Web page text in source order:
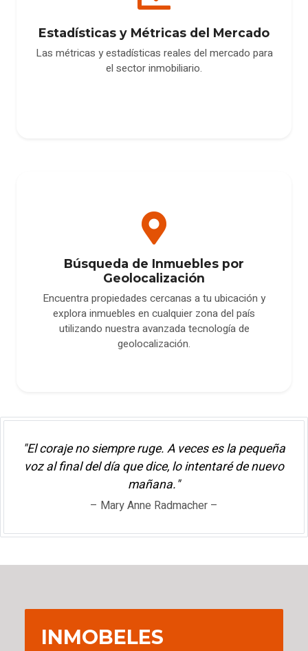
Estadísticas y Métricas del Mercado
Las métricas y estadísticas reales del mercado para
el sector inmobiliario.
Búsqueda de Inmuebles por
Geolocalización
Encuentra propiedades cercanas a tu ubicación y
explora inmuebles en cualquier zona del país
utilizando nuestra avanzada tecnología de
geolocalización.
"El coraje no siempre ruge. A veces es la pequeña
voz al final del día que dice, lo intentaré de nuevo
mañana."
– Mary Anne Radmacher –
INMOBELES